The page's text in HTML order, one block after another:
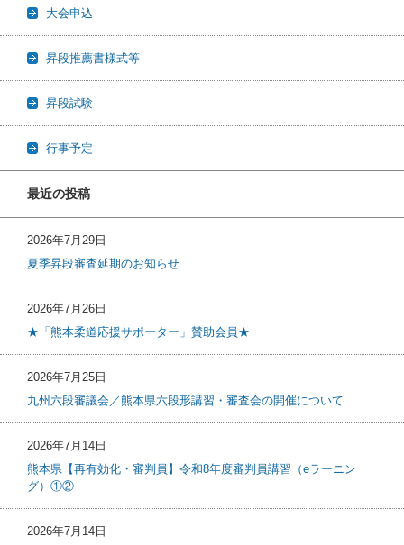
大会申込
昇段推薦書様式等
昇段試験
行事予定
最近の投稿
2026年7月29日
夏季昇段審査延期のお知らせ
2026年7月26日
★「熊本柔道応援サポーター」賛助会員★
2026年7月25日
九州六段審議会／熊本県六段形講習・審査会の開催について
2026年7月14日
熊本県【再有効化・審判員】令和8年度審判員講習（eラーニン
グ）①②
2026年7月14日